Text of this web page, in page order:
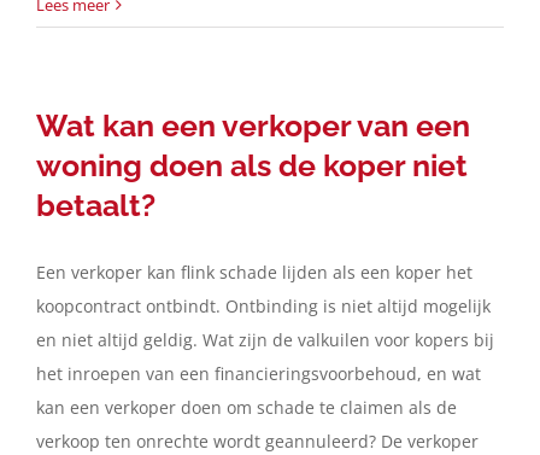
Lees meer
Wat kan een verkoper van een
woning doen als de koper niet
betaalt?
Een verkoper kan flink schade lijden als een koper het
koopcontract ontbindt. Ontbinding is niet altijd mogelijk
en niet altijd geldig. Wat zijn de valkuilen voor kopers bij
het inroepen van een financieringsvoorbehoud, en wat
kan een verkoper doen om schade te claimen als de
verkoop ten onrechte wordt geannuleerd? De verkoper